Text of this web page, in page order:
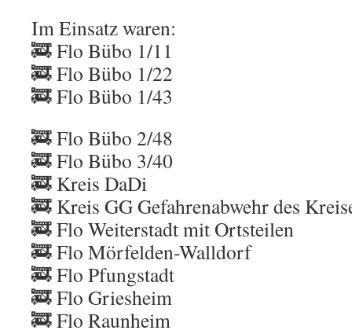
Im Einsatz waren:
🚒 Flo Bübo 1/11
🚒 Flo Bübo 1/22
🚒 Flo Bübo 1/43
🚒 Flo Bübo 2/48
🚒 Flo Bübo 3/40
🚒 Kreis DaDi
🚒 Kreis GG Gefahrenabwehr des
🚒 Flo Weiterstadt mit Ortsteilen
🚒 Flo Mörfelden-Walldorf
🚒 Flo Pfungstadt
🚒 Flo Griesheim
🚒 Flo Raunheim